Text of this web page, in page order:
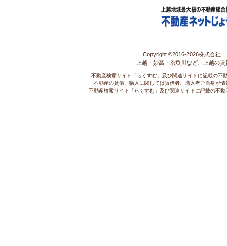
Copyright ©2016-2026株式会社
上越・妙高・糸魚川など、上越の
不動産検索サイト「らくすむ」及び関連サイトに記載の不
不動産の賃借、購入に関しては賃借者、購入者ご自身が
不動産検索サイト「らくすむ」及び関連サイトに記載の不